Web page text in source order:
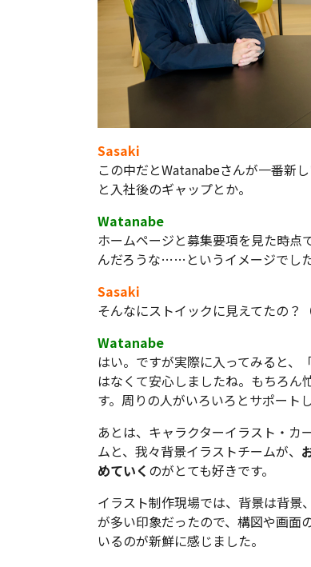
Sasaki
この中だとWatanabeさんが一番新
と入社後のギャップとか。
Watanabe
ホームページと募集要項を見た時点
んだろうな……というイメージでした
Sasaki
そんなにストイックに見えてたの？（
Watanabe
はい。ですが実際に入ってみると、
はなくて安心しましたね。もちろん
す。周りの人がいろいろとサポート
あとは、キャラクターイラスト・カ
ムと、我々背景イラストチームが、
めていく のがとても好きです。
イラスト制作現場では、背景は背景
が多い印象だったので、構図や画面
いるのが新鮮に感じました。